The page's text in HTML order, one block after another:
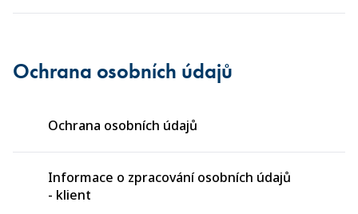
Ochrana osobních údajů
Ochrana osobních údajů
Informace o zpracování osobních údajů
- klient